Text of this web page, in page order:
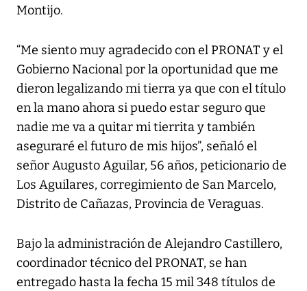
Montijo.
“Me siento muy agradecido con el PRONAT y el
Gobierno Nacional por la oportunidad que me
dieron legalizando mi tierra ya que con el título
en la mano ahora si puedo estar seguro que
nadie me va a quitar mi tierrita y también
aseguraré el futuro de mis hijos”, señaló el
señor Augusto Aguilar, 56 años, peticionario de
Los Aguilares, corregimiento de San Marcelo,
Distrito de Cañazas, Provincia de Veraguas.
Bajo la administración de Alejandro Castillero,
coordinador técnico del PRONAT, se han
entregado hasta la fecha 15 mil 348 títulos de